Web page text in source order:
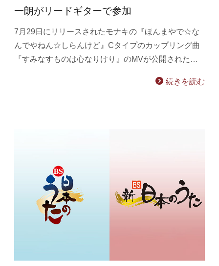
一朗がリードギターで参加
7月29日にリリースされたモナキの『ほんまやで☆な
んでやねん☆しらんけど』Cタイプのカップリング曲
『すみなすものは心なりけり』のMVが公開された…
続きを読む